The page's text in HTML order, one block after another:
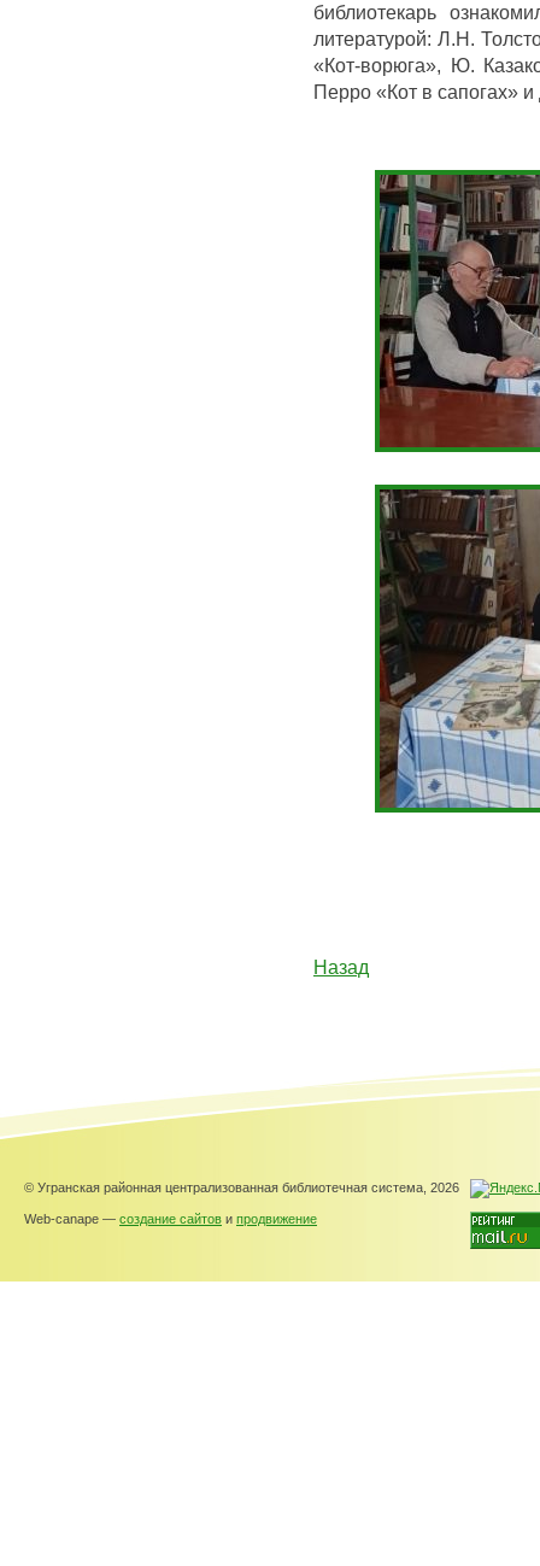
библиотекарь
литературой: Л.Н.
«Кот-ворюга», Ю.
Перро «Кот в сапогах»
Назад
© Угранская районная централизованная библиотечная система, 2026
Web-canape — создание сайтов и продвижение